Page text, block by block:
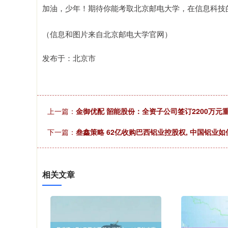
加油，少年！期待你能考取北京邮电大学，在信息科
（信息和图片来自北京邮电大学官网）
发布于：北京市
上一篇： 金御优配 韶能股份：全资子公司签订2200万元
下一篇： 叁鑫策略 62亿收购巴西铝业控股权, 中国铝业
相关文章